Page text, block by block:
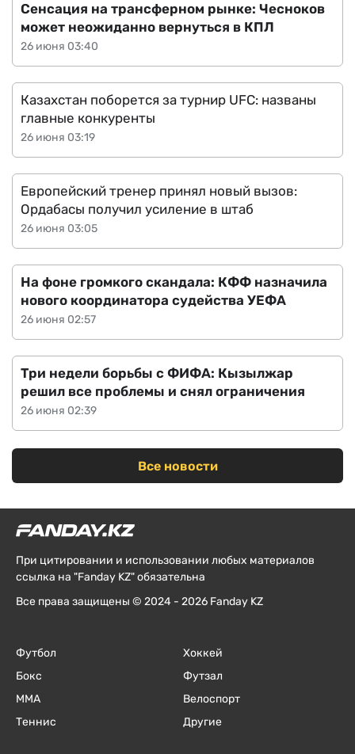
26 июня 03:40
Сенсация на трансферном рынке: Чесноков
может неожиданно вернуться в КПЛ
26 июня 03:19
Казахстан поборется за турнир UFC: названы
главные конкуренты
26 июня 03:05
Европейский тренер принял новый вызов:
Ордабасы получил усиление в штаб
26 июня 02:57
На фоне громкого скандала: КФФ назначила
нового координатора судейства УЕФА
26 июня 02:39
Три недели борьбы с ФИФА: Кызылжар
решил все проблемы и снял ограничения
Все новости
При цитировании и использовании любых материалов
ссылка на "Fanday KZ" обязательна
Все права защищены © 2024 - 2026 Fanday KZ
Футбол
Бокс
ММА
Теннис
Хоккей
Футзал
Велоспорт
Другие